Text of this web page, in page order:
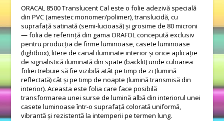
ORACAL 8500 Translucent Cal este o folie adezivă specială
din PVC (amestec monomer/polimer), translucidă, cu
suprafață satinată (semi-lucioasă) și grosime de 80 microni
— folia de referință din gama ORAFOL concepută exclusiv
pentru producția de firme luminoase, casete luminoase
(lightbox), litere de canal iluminate interior și orice aplicație
de signalistică iluminată din spate (backlit) unde culoarea
foliei trebuie să fie vizibilă atât pe timp de zi (lumină
reflectată) cât și pe timp de noapte (lumină transmisă din
interior). Aceasta este folia care face posibilă
transformarea unei surse de lumină albă din interiorul unei
casete luminoase într-o suprafață colorată uniformă,
vibrantă și rezistentă la intemperii pe termen lung.